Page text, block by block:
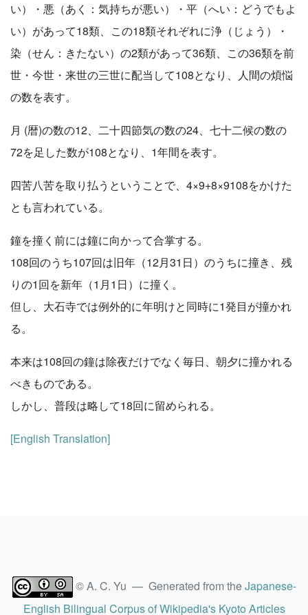
い）・悪（あく：気持ちが悪い）・平（へい：どうでもよ
い）があって18類、この18類それぞれに浄（じょう）・
染（せん：きたない）の2類があって36類、この36類を前
世・今世・来世の三世に配当して108となり、人間の煩悩
の数を表す。
月 (暦)の数の12、二十四節気の数の24、七十二候の数の
72を足した数が108となり、1年間を表す。
四苦八苦を取り払うということで、4×9+8×9108をかけた
とも言われている。
鐘を撞く前には鐘に向かって合掌する。
108回のうち107回は旧年（12月31日）のうちに撞き、残
りの1回を新年（1月1日）に撞く。
但し、大石寺では例外的に年明けと同時に1発目が撞かれ
る。
本来は108回の鐘は除夜だけでなく毎日、朝夕に撞かれる
べきものである。
しかし、普段は略して18回に留められる。
[English Translation]
© A. C. Yu — Generated from theJapanese-
English Bilingual Corpus of Wikipedia's Kyoto Articles